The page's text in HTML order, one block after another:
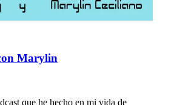
Marylin
que he hecho en mi vida de